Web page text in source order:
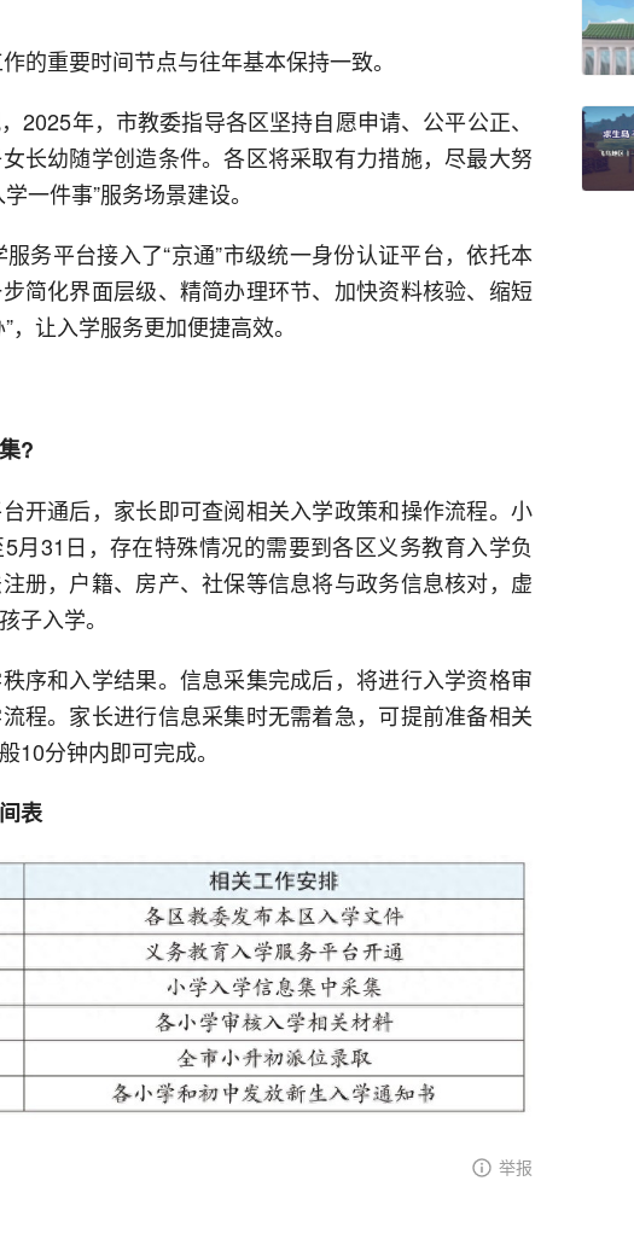
的重要时间节点与往年基本保持一致。
2025年，市教委指导各区坚持自愿申请、公平公正、
长幼随学创造条件。各区将采取有力措施，尽最大努
一件事”服务场景建设。
务平台接入了“京通”市级统一身份认证平台，依托本
简化界面层级、精简办理环节、加快资料核验、缩短
让入学服务更加便捷高效。
?
开通后，家长即可查阅相关入学政策和操作流程。小
月31日，存在特殊情况的需要到各区义务教育入学负
册，户籍、房产、社保等信息将与政务信息核对，虚
子入学。
序和入学结果。信息采集完成后，将进行入学资格审
程。家长进行信息采集时无需着急，可提前准备相关
10分钟内即可完成。
表
举报